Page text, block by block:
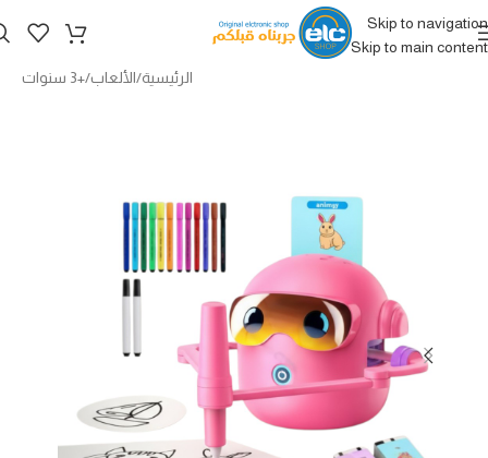
Skip to navigation
Skip to main content
الرئيسية/الألعاب/+3 سنوات